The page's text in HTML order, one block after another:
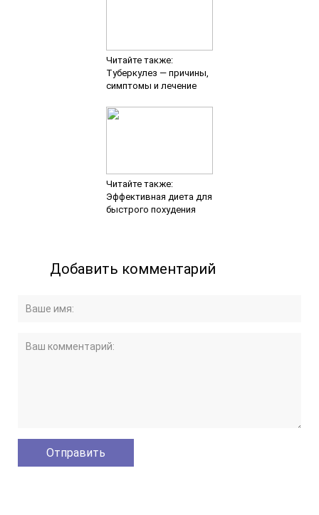
Читайте также:
Туберкулез — причины,
симптомы и лечение
Читайте также:
Эффективная диета для
быстрого похудения
Добавить комментарий